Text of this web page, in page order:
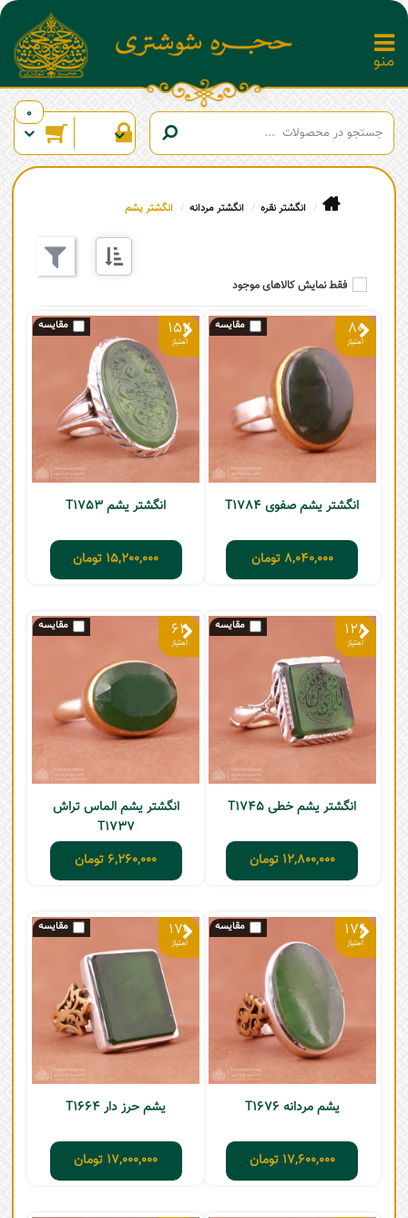
0
انگشتر نقره انگشتر مردانه انگشتر یشم
فقط نمایش کالاهای موجود
80
انگشتر یشم صفوی T1784
8,040,000 تومان
152
انگشتر یشم T1753
15,200,000 تومان
128
انگشتر یشم خطی T1745
12,800,000 تومان
62
انگشتر یشم الماس تراش
T1737
6,260,000 تومان
176
یشم مردانه T1676
17,600,000 تومان
170
یشم حرز دار T1664
17,000,000 تومان